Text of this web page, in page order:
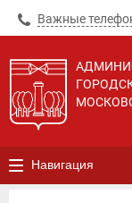
Важные
Навигация